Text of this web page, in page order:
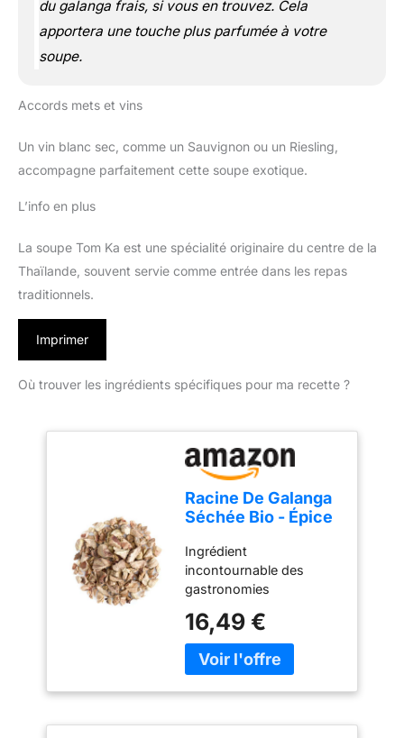
du galanga frais, si vous en trouvez. Cela
apportera une touche plus parfumée à votre
soupe.
Accords mets et vins
Un vin blanc sec, comme un Sauvignon ou un Riesling,
accompagne parfaitement cette soupe exotique.
L’info en plus
La soupe Tom Ka est une spécialité originaire du centre de la
Thaïlande, souvent servie comme entrée dans les repas
traditionnels.
Imprimer
Où trouver les ingrédients spécifiques pour ma recette ?
Racine De Galanga
Séchée Bio - Épice
Ingrédient
incontournable des
gastronomies
la racine de galanga,
aromatique et
savoureuse, peut
recettes. Une petite
16,49 €